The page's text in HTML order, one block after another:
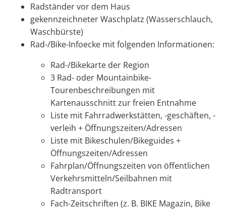
Radständer vor dem Haus
gekennzeichneter Waschplatz (Wasserschlauch,
Waschbürste)
Rad-/Bike-Infoecke mit folgenden Informationen:
Rad-/Bikekarte der Region
3 Rad- oder Mountainbike-
Tourenbeschreibungen mit
Kartenausschnitt zur freien Entnahme
Liste mit Fahrradwerkstätten, -geschäften, -
verleih + Öffnungszeiten/Adressen
Liste mit Bikeschulen/Bikeguides +
Öffnungszeiten/Adressen
Fahrplan/Öffnungszeiten von öffentlichen
Verkehrsmitteln/Seilbahnen mit
Radtransport
Fach-Zeitschriften (z. B. BIKE Magazin, Bike